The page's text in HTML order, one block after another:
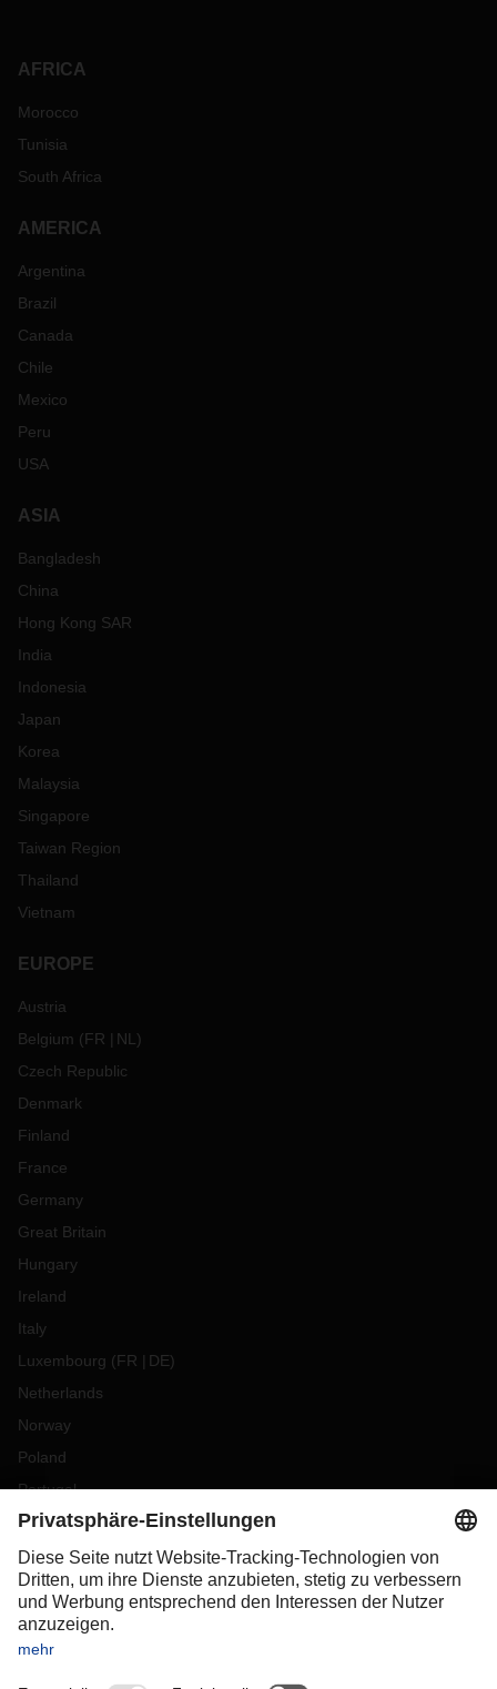
AFRICA
Morocco
Tunisia
South Africa
AMERICA
Argentina
Brazil
Canada
Chile
Mexico
Peru
USA
ASIA
Bangladesh
China
Hong Kong SAR
India
Indonesia
Japan
Korea
Malaysia
Singapore
Taiwan Region
Thailand
Vietnam
EUROPE
Austria
Belgium (FR NL )
Czech Republic
Denmark
Finland
France
Germany
Great Britain
Hungary
Ireland
Italy
Luxembourg (FR DE)
Netherlands
Norway
Poland
Portugal
Romania
Slovakia
Spain
Sweden
Switzerland